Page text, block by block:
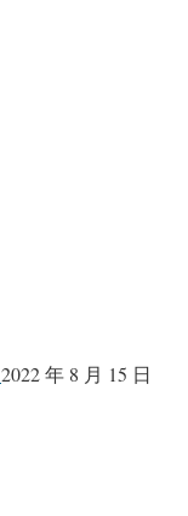
2022 年 8 月 15 日